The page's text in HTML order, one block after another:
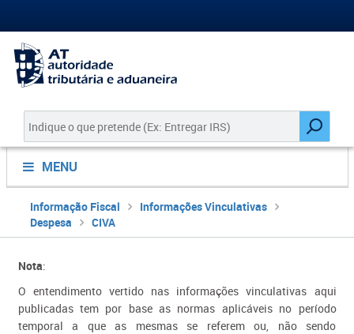
MENU
Informação Fiscal
Informações Vinculativas
Despesa
CIVA
​​​Nota:
O entendimento vertido nas informações vinculativas aqui
publicadas tem por base as normas aplicáveis no período
temporal a que as mesmas se referem ou, não sendo